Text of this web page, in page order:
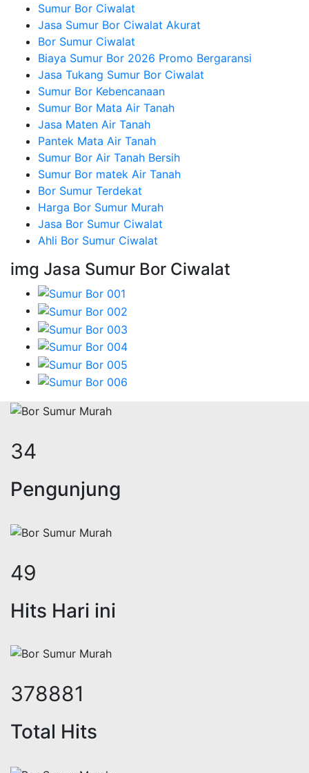
Sumur Bor Ciwalat
Jasa Sumur Bor Ciwalat Akurat
Bor Sumur Ciwalat
Biaya Sumur Bor 2026 Promo Bergaransi
Jasa Tukang Sumur Bor Ciwalat
Sumur Bor Kebencanaan
Sumur Bor Mata Air Tanah
Jasa Maten Air Tanah
Pantek Mata Air Tanah
Sumur Bor Air Tanah Bersih
Sumur Bor matek Air Tanah
Bor Sumur Terdekat
Harga Bor Sumur Murah
Jasa Bor Sumur Ciwalat
Ahli Bor Sumur Ciwalat
img Jasa Sumur Bor Ciwalat
42
Pengunjung
59
Hits Hari ini
462603
Total Hits